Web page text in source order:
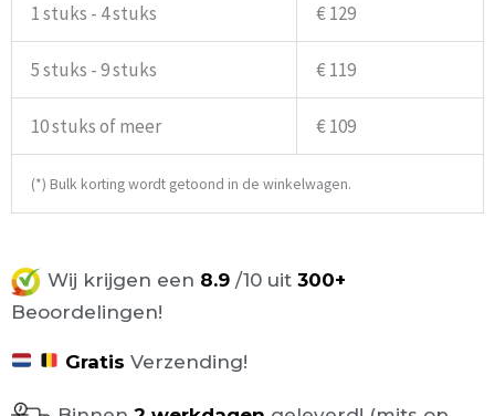
1 stuks - 4 stuks € 129
5 stuks - 9 stuks € 119
10 stuks of meer € 109
(*) Bulk korting wordt getoond in de winkelwagen.
Wij krijgen een 8.9 /10 uit 300+
Beoordelingen!
Gratis Verzending!